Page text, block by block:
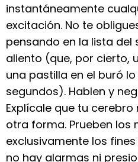
instantáneamente
excitación. No te
pensando en la lista del
aliento (que, por cierto,
una pastilla en el buró
segundos). Hablen y
Explícale que tu
otra forma. Prueben los
exclusivamente los
no hay alarmas ni